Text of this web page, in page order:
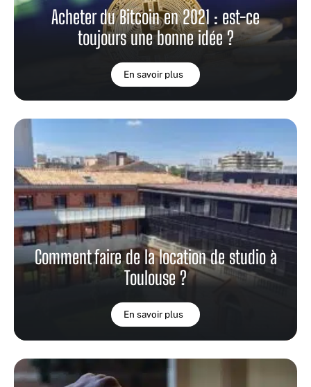
Acheter du Bitcoin en 2021 : est-ce
toujours une bonne idée ?
En savoir plus
Comment faire de la location de studio à
Toulouse ?
En savoir plus